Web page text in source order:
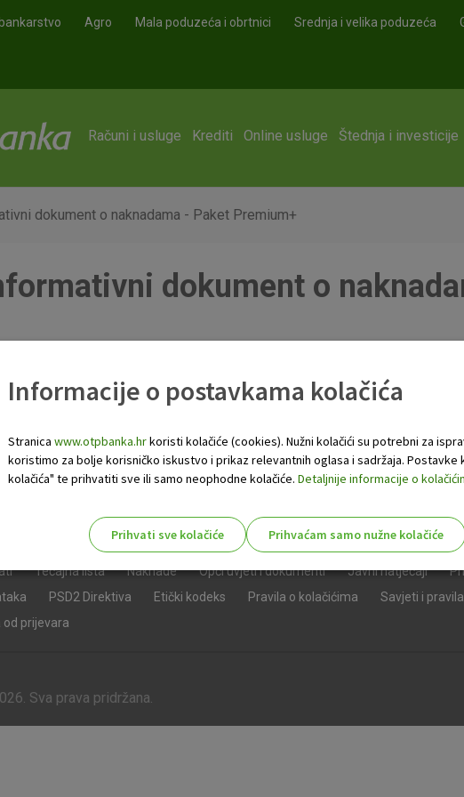
Agro Mala poduzeća i obrtnici Srednja i velika poduzeća
Računi i usluge Krediti Online usluge Štednja i investicije
dokument o naknadama - Paket Premium+
dokument o
01.07.2026.pdf
OTP banke
Tečajna lista Naknade Opći uvjeti i dokumenti Javni natječaji
PSD2 Direktiva Etički kodeks Pravila o kolačićima
Savjeti i
prijevara
Sva prava pridržana.
Informacije o postavkama kolačića
Stranica www.otpbanka.hrkoristi kolačiće (cookies). Nužni kolačići su potrebni za
koristimo za bolje korisničko iskustvo i prikaz relevantnih oglasa i sadržaja.
kolačića" te prihvatiti sve ili samo neophodne kolačiće. Detaljnije informacije o
Prihvati sve kolačiće Prihvaćam samo nužne kolačiće